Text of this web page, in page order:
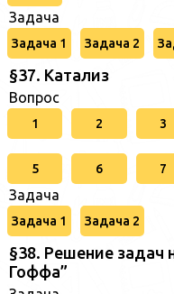
Задача
Задача 1 Задача 2
§37. Катализ
Вопрос
1 2 3
5 6 7
Задача
Задача 1 Задача 2
§38. Решение задач
Гоффа”